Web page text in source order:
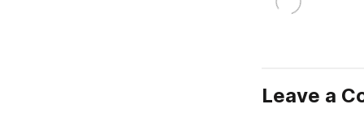
Leave a